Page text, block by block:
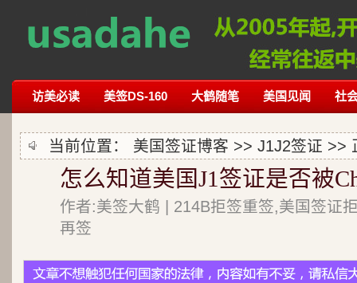
访美必读 美签DS-160 大鹤随笔 美国见闻 社
当前位置： 美国签证博客 >> J1J2签证 >>
怎么知道美国J1签证是否被
作者:美签大鹤 | 214B拒签重签,美国签证
再签